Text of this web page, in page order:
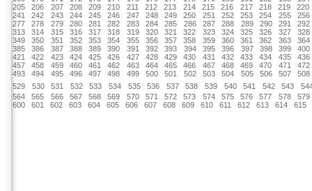
205
206 207 208 209 210 211 212 213 214 215 216 217 218 219
220
241
242 243 244 245 246 247 248 249 250 251 252 253 254 255
256
277
278 279 280 281 282 283 284 285 286 287 288 289 290 291
292
313
314 315 316 317 318 319 320 321 322 323 324 325 326 327
328
349
350 351 352 353 354 355 356 357 358 359 360 361 362 363
364
385
386 387 388 389 390 391 392 393 394 395 396 397 398 399
400
421
422 423 424 425 426 427 428 429 430 431 432 433 434 435
436
457
458 459 460 461 462 463 464 465 466 467 468 469 470 471
472
493
494 495 496 497 498 499 500 501 502 503 504 505 506 507
508
529
530 531 532 533 534 535 536 537 538 539 540 541 542 543
564
565 566 567 568 569 570 571 572 573 574 575 576 577 578
579
600
601 602 603 604 605 606 607 608 609 610 611 612 613 614 615